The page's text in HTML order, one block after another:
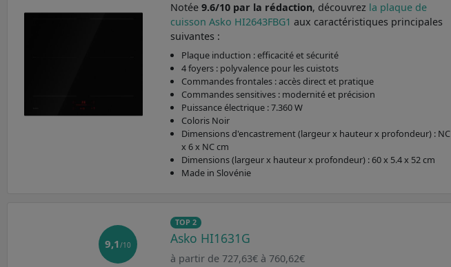
Notée9.6/10 par la rédaction, découvrez la plaque de
cuisson Asko HI2643FBG1aux caractéristiques principales
suivantes :
Plaque induction : efficacité et sécurité
4 foyers : polyvalence pour les cuistots
Commandes frontales : accès direct et pratique
Commandes sensitives : modernité et précision
Puissance électrique : 7.360 W
Coloris Noir
Dimensions d'encastrement (largeur x hauteur x profondeur) : NC
x 6 x NC cm
Dimensions (largeur x hauteur x profondeur) : 60 x 5.4 x 52 cm
Made in Slovénie
9,1/10
TOP 2
Asko HI1631G
à partir de 727,63€ à 760,62€